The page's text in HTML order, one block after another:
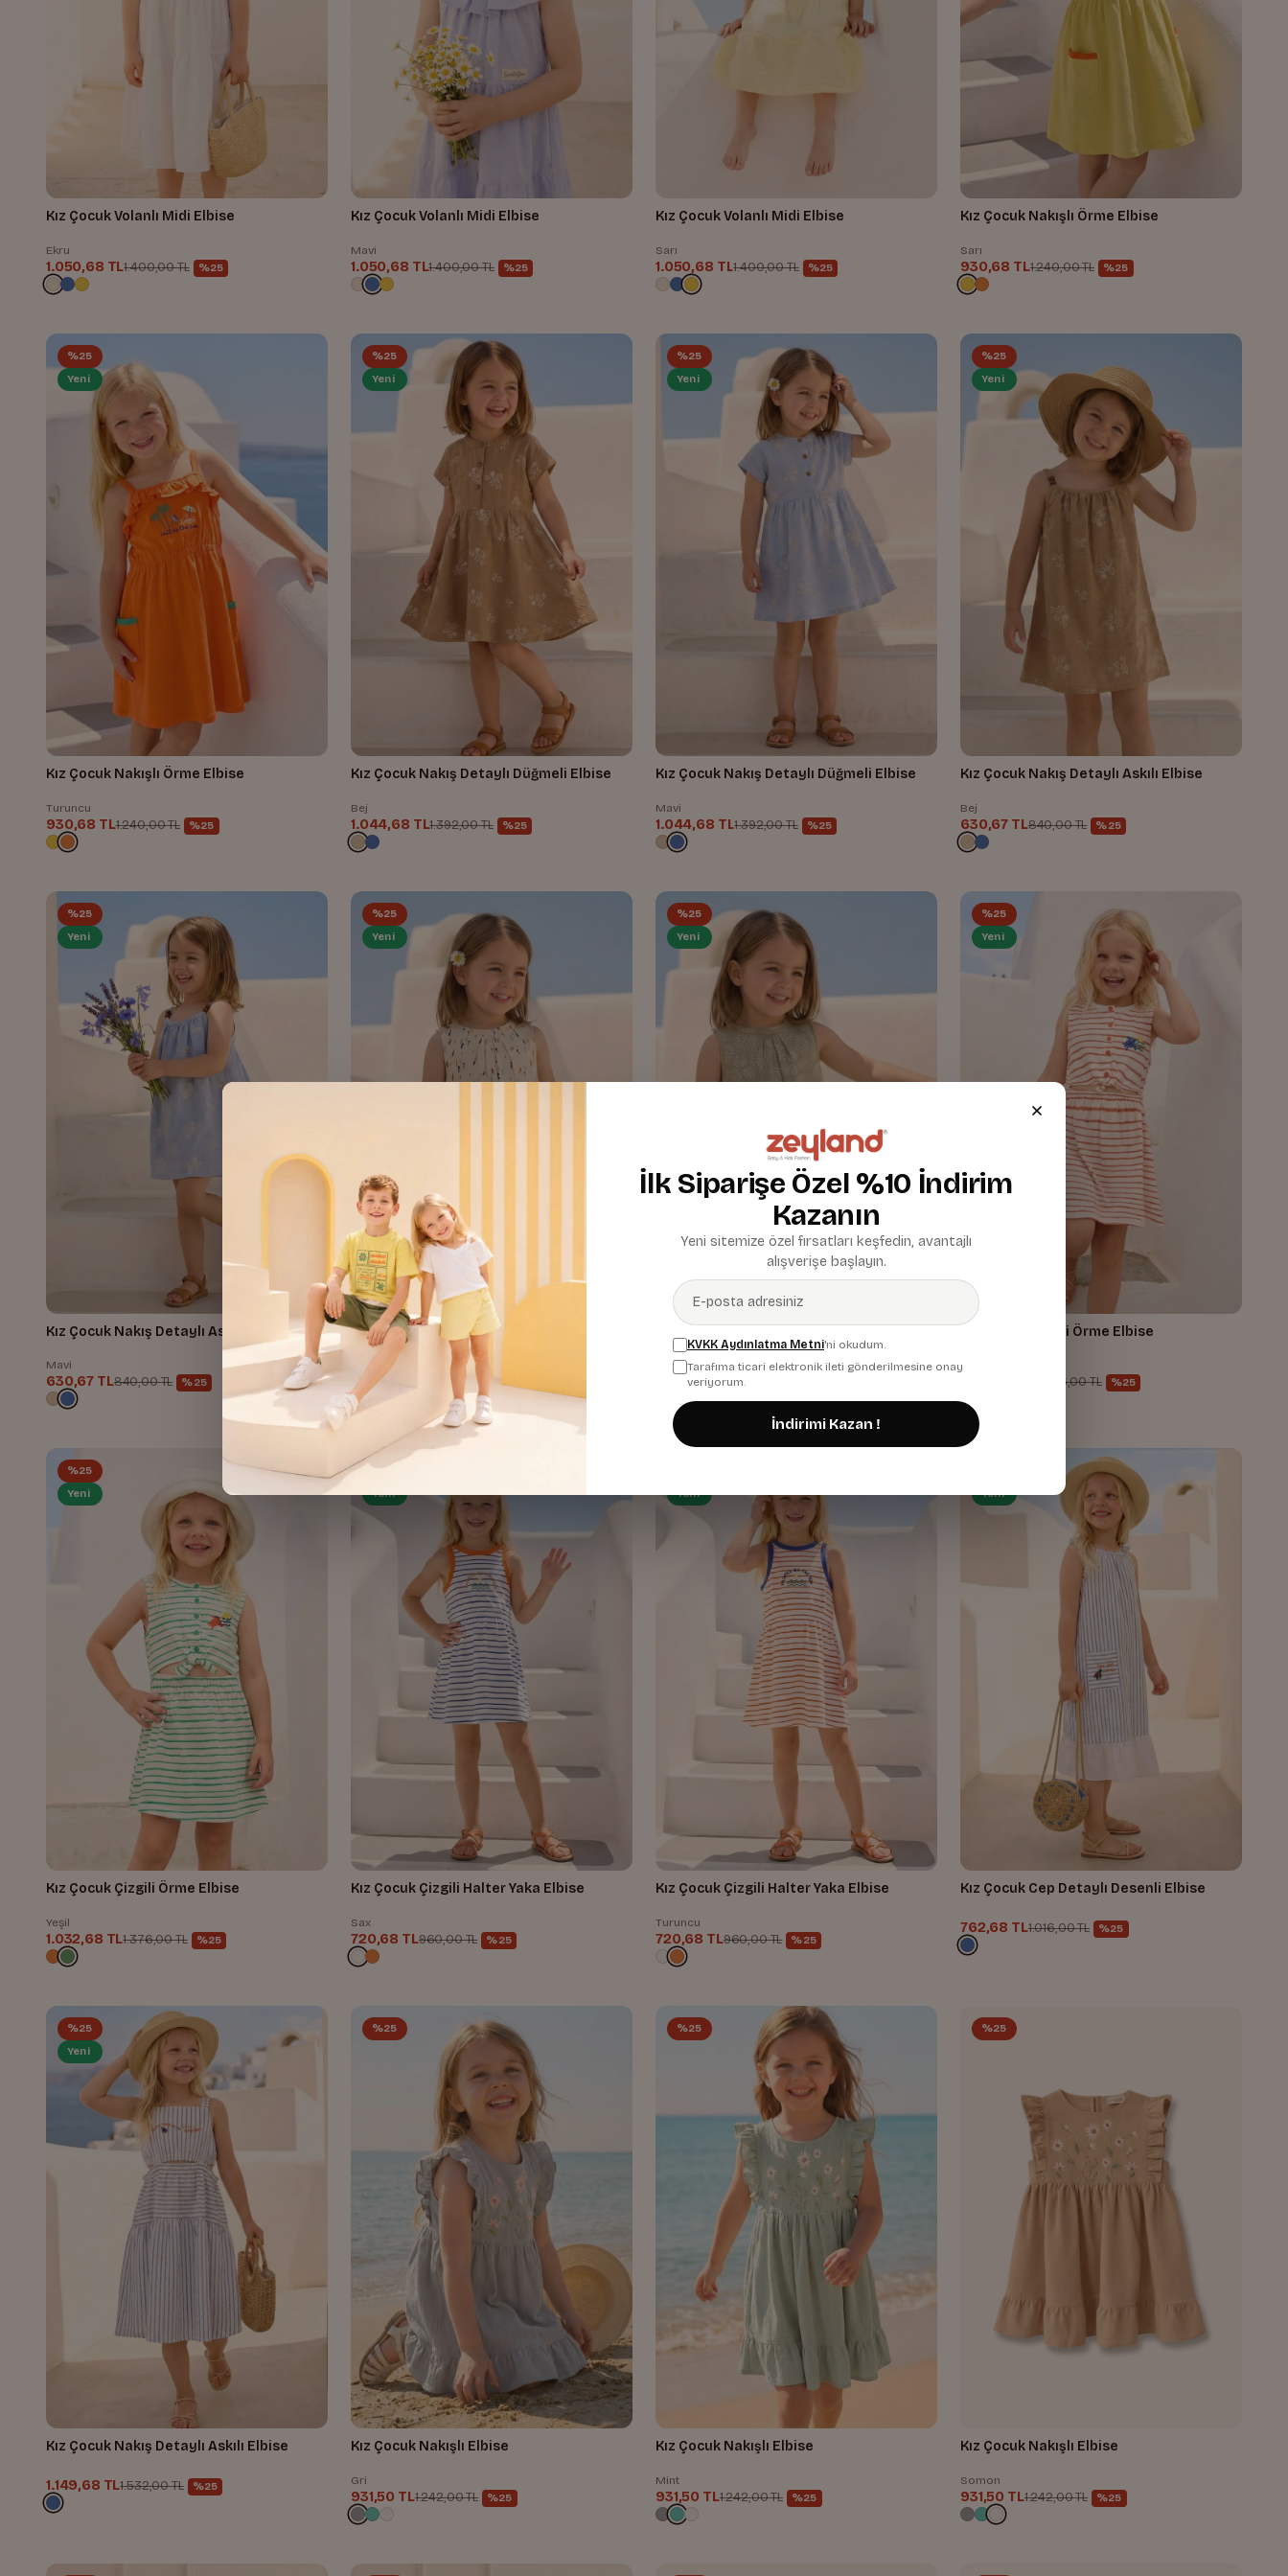
Kız Çocuk Volanlı Midi Elbise
Ekru
1.050,68 TL1.400,00 TL %25
Kız Çocuk Volanlı Midi Elbise
Mavi
1.050,68 TL1.400,00 TL %25
Kız Çocuk Volanlı Midi Elbise
Sarı
1.050,68 TL1.400,00 TL %25
Kız Çocuk Nakışlı Örme Elbise
Sarı
930,68 TL1.240,00 TL %25
%25
Yeni
Kız Çocuk Nakışlı Örme Elbise
Turuncu
930,68 TL1.240,00 TL %25
%25
Yeni
Kız Çocuk Nakış Detaylı Düğmeli Elbise
Bej
1.044,68 TL1.392,00 TL %25
%25
Yeni
Kız Çocuk Nakış Detaylı Düğmeli Elbise
Mavi
1.044,68 TL1.392,00 TL %25
%25
Yeni
Kız Çocuk Nakış Detaylı Askılı Elbise
Bej
630,67 TL840,00 TL %25
%25
Yeni
Kız Çocuk Nakış Detaylı Askılı Elbise
Mavi
630,67 TL840,00 TL %25
%25
Yeni
Kız Çocuk Desenli Dokuma Elbise
Krem
966,68 TL 1.288,00 TL %25
%25
Yeni
Yeşil
966,68 TL1.288,00 TL
%25
Yeni
Kız Çocuk Çizgili Örme Elbise
Turuncu
1.376,00 TL %25
%25
Yeni
Kız Çocuk Çizgili Örme Elbise
Yeşil
1.032,68 TL1.376,00 TL %25
%25
Yeni
Kız Çocuk Çizgili Halter Yaka Elbise
Sax
720,68 TL960,00 TL %25
Yeni
Kız Çocuk Çizgili Halter Yaka Elbise
Turuncu
720,68 TL960,00 TL %25
Yeni
Kız Çocuk Cep Detaylı Desenli Elbise
762,68 TL1.016,00 TL %25
%25
Yeni
Kız Çocuk Nakış Detaylı Askılı Elbise
1.149,68 TL1.532,00 TL %25
%25
Kız Çocuk Nakışlı Elbise
Gri
931,50 TL1.242,00 TL %25
%25
Kız Çocuk Nakışlı Elbise
Mint
931,50 TL1.242,00 TL %25
%25
Kız Çocuk Nakışlı Elbise
Somon
931,50 TL1.242,00 TL %25
İlk Siparişe Özel %10 İndirim
Kazanın
Yeni sitemize özel fırsatları keşfedin, avantajlı
alışverişe başlayın.
KVKK Aydınlatma Metni'ni okudum.
Tarafıma ticari elektronik ileti gönderilmesine onay
veriyorum.
İndirimi Kazan !